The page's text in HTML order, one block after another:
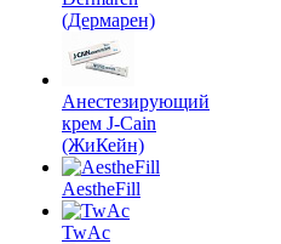
(Дермарен)
Анестезирующий
крем J-Cain
(ЖиКейн)
AestheFill
TwAc